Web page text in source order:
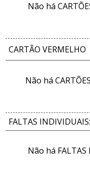
Não há
CARTÃO VERMELHO
Não há
FALTAS INDIVIDUAIS:
Não há